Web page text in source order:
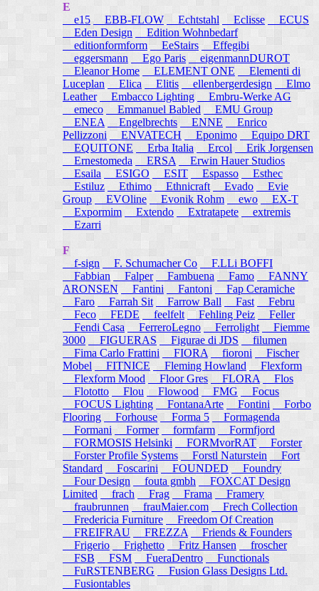
E
e15 EBB-FLOW Echtstahl Eclisse
ECUS
Eden Design
Edition Wohnbedarf
editionformform
EeStairs
Effegibi
eggersmann
Ego Paris
eigenmannDUROT
Eleanor Home
ELEMENT ONE
Elementi di
Luceplan
Elica Elitis ellenbergerdesign
Elmo
Leather
Embacco Lighting
Embru-Werke AG
emeco
Emmanuel Babled
EMU Group
ENEA
Engelbrechts ENNE
Enrico
Pellizzoni ENVATECH Eponimo
Equipo DRT
EQUITONE
Erba Italia Ercol
Erik Jorgensen
Ernestomeda
ERSA
Erwin Hauer Studios
Esaila
ESIGO ESIT Espasso
Esthec
Estiluz
Ethimo Ethnicraft Evado
Evie
Group
EVOline Evonik Rohm ewo
EX-T
Expormim
Extendo Extratapete
extremis
Ezarri
F
f-sign
F. Schumacher Co
F.LLi BOFFI
Fabbian
Falper Fambuena Famo
FANNY
ARONSEN
Fantini Fantoni
Fap Ceramiche
Faro
Farrah Sit Farrow Ball Fast
Febru
Feco
FEDE feelfelt Fehling Peiz
Feller
Fendi Casa
FerreroLegno Ferrolight
Fiemme
3000
FIGUERAS Figurae di JDS
filumen
Fima Carlo Frattini
FIORA fioroni
Fischer
Mobel
FITNICE Fleming Howland
Flexform
Flexform Mood
Floor Gres FLORA
Flos
Flototto
Flou Flowood FMG
Focus
FOCUS Lighting
FontanaArte Fontini
Forbo
Flooring
Forhouse Forma 5
Formagenda
Formani
Former formfarm
Formfjord
FORMOSIS Helsinki
FORMvorRAT
Forster
Forster Profile Systems
Forstl Naturstein
Fort
Standard
Foscarini FOUNDED
Foundry
Four Design
fouta gmbh
FOXCAT Design
Limited
frach Frag Frama
Framery
fraubrunnen
frauMaier.com
Frech Collection
Fredericia Furniture
Freedom Of Creation
FREIFRAU
FREZZA
Friends & Founders
Frigerio
Frighetto Fritz Hansen
froscher
FSB
FSM FueraDentro
Functionals
FuRSTENBERG
Fusion Glass Designs Ltd.
Fusiontables